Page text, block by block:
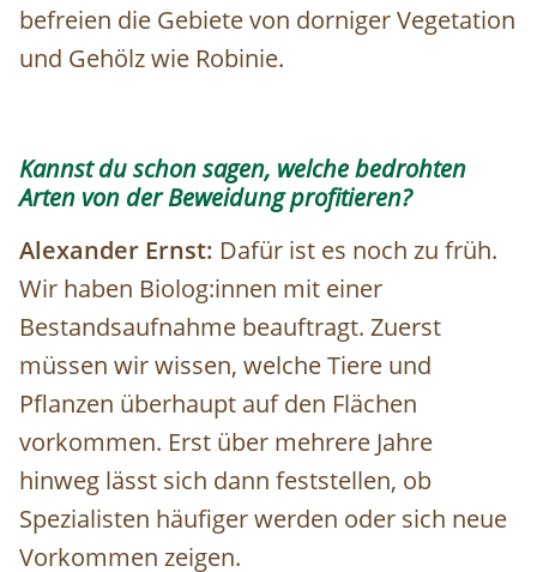
befreien die Gebiete von dorniger Vegetation
und Gehölz wie Robinie.
Kannst du schon sagen, welche bedrohten
Arten von der Beweidung profitieren?
Alexander Ernst: Dafür ist es noch zu früh.
Wir haben Biolog:innen mit einer
Bestandsaufnahme beauftragt. Zuerst
müssen wir wissen, welche Tiere und
Pflanzen überhaupt auf den Flächen
vorkommen. Erst über mehrere Jahre
hinweg lässt sich dann feststellen, ob
Spezialisten häufiger werden oder sich neue
Vorkommen zeigen.